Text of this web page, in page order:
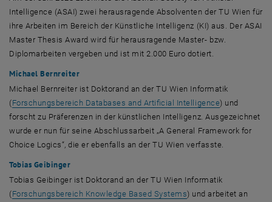
Intelligence (ASAI) zwei herausragende Absolventen der TU Wien für
ihre Arbeiten im Bereich der Künstliche Intelligenz (KI) aus. Der ASAI
Master Thesis Award wird für herausragende Master- bzw.
Diplomarbeiten vergeben und ist mit 2.000 Euro dotiert.
Michael Bernreiter
Michael Bernreiter ist Doktorand an der TU Wien Informatik
(Forschungsbereich Databases and Artificial Intelligence, öffnet eine
) und
forscht zu Präferenzen in der künstlichen Intelligenz. Ausgezeichnet
wurde er nun für seine Abschlussarbeit „A General Framework for
Choice Logics“, die er ebenfalls an der TU Wien verfasste.
Tobias Geibinger
Tobias Geibinger ist Doktorand an der TU Wien Informatik
(Forschungsbereich Knowledge Based Systems, öffnet eine externe
) und arbeitet an